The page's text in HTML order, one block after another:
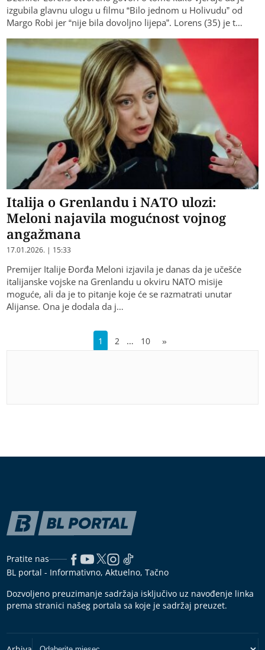
izgubila glavnu ulogu u filmu “Bilo jednom u Holivudu” od
Margo Robi jer “nije bila dovoljno lijepa”. Lorens (35) je t…
Italija o Grenlandu i NATO ulozi:
Meloni najavila mogućnost vojnog
angažmana
17.01.2026. | 15:33
Premijer Italije Đorđa Meloni izjavila je danas da je učešće
italijanske vojske na Grenlandu u okviru NATO misije
moguće, ali da je to pitanje koje će se razmatrati unutar
Alijanse. Ona je dodala da j…
1 2 … 10 »
Pratite nas
BL portal - Informativno, Aktuelno, Tačno
Dozvoljeno preuzimanje sadržaja isključivo uz navođenje linka
prema stranici našeg portala sa koje je sadržaj preuzet.